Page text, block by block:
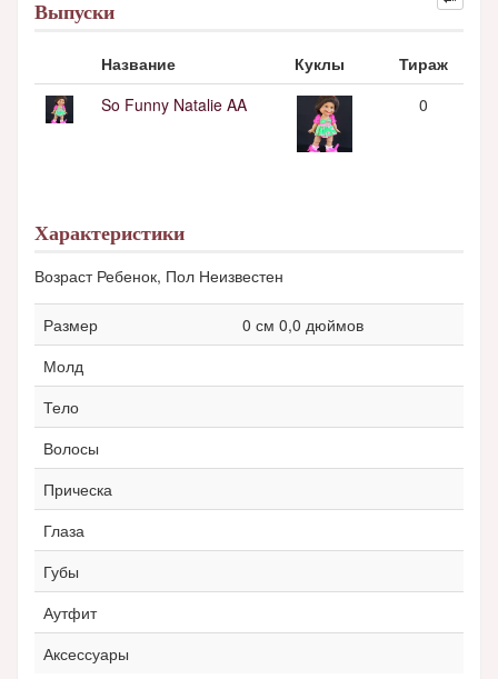
Выпуски
Название Куклы
Тираж
So Funny Natalie AA
0
Характеристики
Возраст Ребенок, Пол Неизвестен
Размер
0 см 0,0 дюймов
Молд
Тело
Волосы
Прическа
Глаза
Губы
Аутфит
Аксессуары